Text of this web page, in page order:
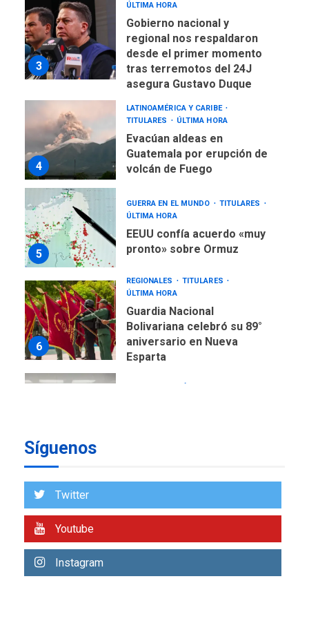
3
ÚLTIMA HORA
Gobierno nacional y
regional nos respaldaron
desde el primer momento
tras terremotos del 24J
asegura Gustavo Duque
4
LATINOAMÉRICA Y CARIBE
TITULARES
ÚLTIMA HORA
Evacúan aldeas en
Guatemala por erupción de
volcán de Fuego
5
GUERRA EN EL MUNDO
TITULARES
ÚLTIMA HORA
EEUU confía acuerdo «muy
pronto» sobre Ormuz
6
REGIONALES
TITULARES
ÚLTIMA HORA
Guardia Nacional
Bolivariana celebró su 89°
aniversario en Nueva
Esparta
7
1
Mariño respalda a Cámara
de Ley de Puerto Libre
ÚLTIMA HORA
Síguenos
Twitter
Youtube
Instagram